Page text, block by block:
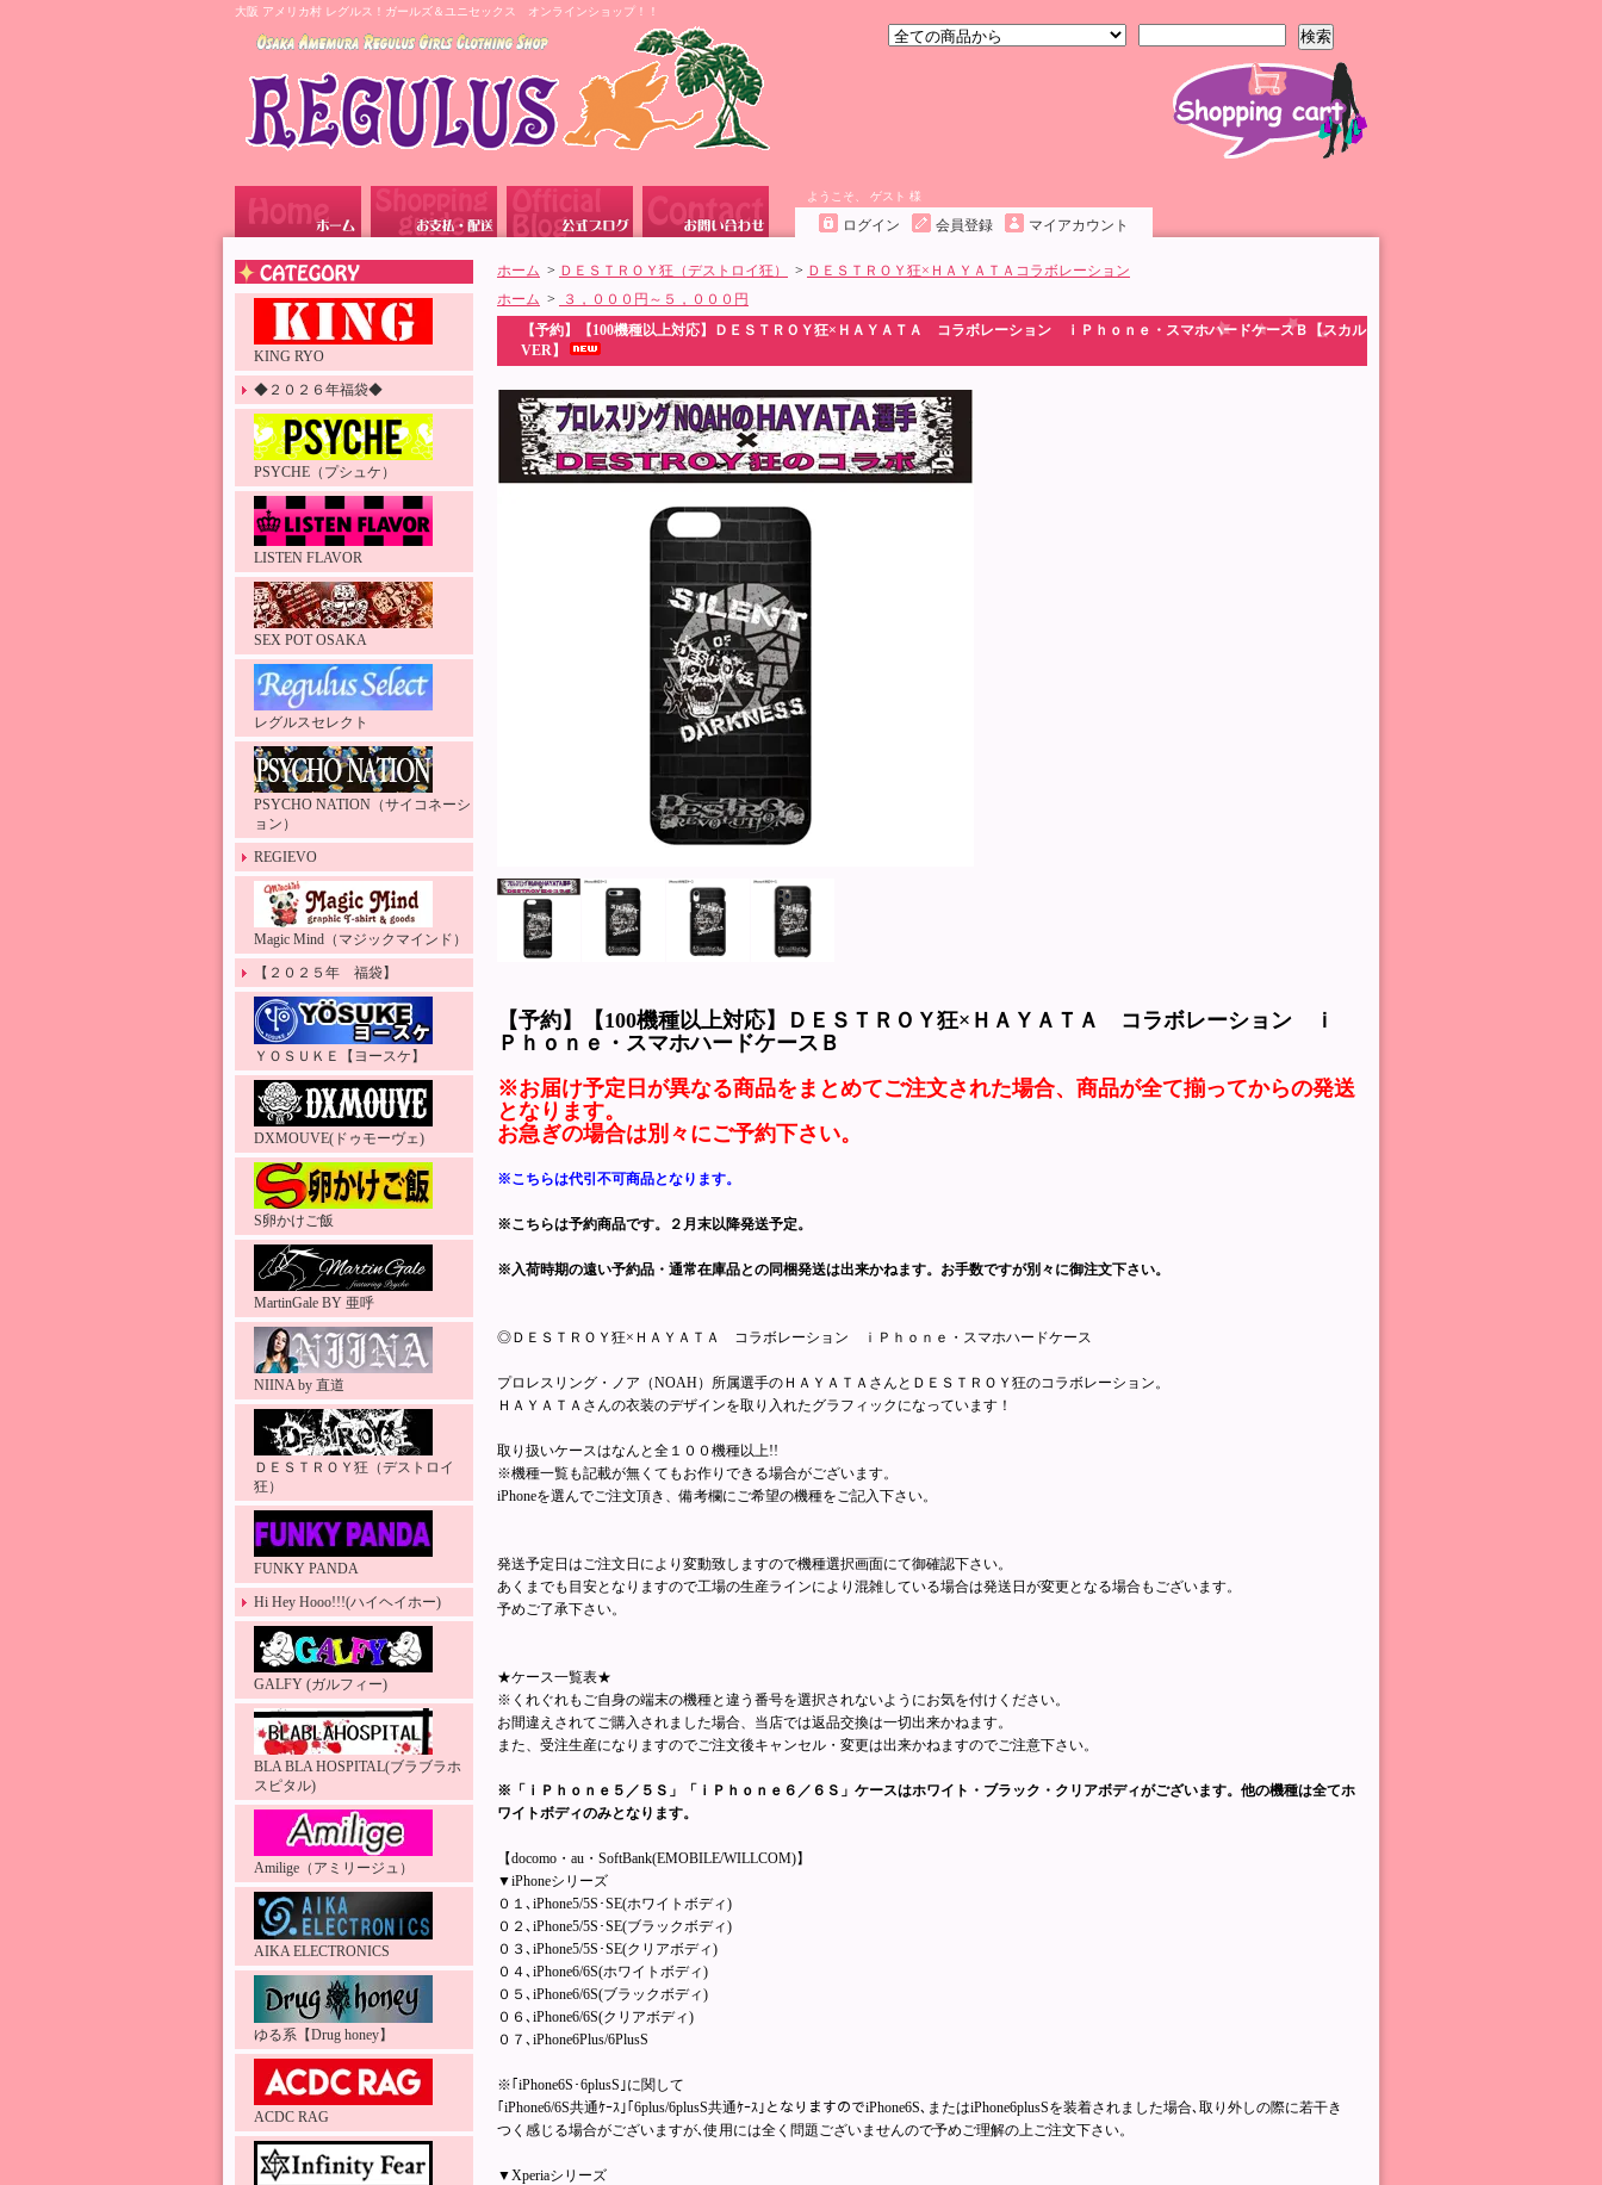
大阪 アメリカ村 レグルス！ガールズ＆ユニセックス オンラインショップ！！
検索
ようこそ、 ゲスト 様
ログイン 会員登録 マイアカウント
KING RYO
◆２０２６年福袋◆
PSYCHE（プシュケ）
LISTEN FLAVOR
SEX POT OSAKA
レグルスセレクト
PSYCHO NATION（サイコネーシ
ョン）
REGIEVO
Magic Mind（マジックマインド）
【２０２５年 福袋】
ＹＯＳＵＫＥ【ヨースケ】
DXMOUVE(ドゥモーヴェ)
S卵かけご飯
MartinGale BY 亜呼
NIINA by 直道
ＤＥＳＴＲＯＹ狂（デストロイ
狂）
FUNKY PANDA
Hi Hey Hooo!!!(ハイヘイホー)
GALFY (ガルフィー)
BLA BLA HOSPITAL(ブラブラホ
スピタル)
Amilige（アミリージュ）
AIKA ELECTRONICS
ゆる系【Drug honey】
ACDC RAG
ホーム > ＤＥＳＴＲＯＹ狂（デストロイ狂） > ＤＥＳＴＲＯＹ狂×ＨＡＹＡＴＡコラボレーション
ホーム >
３，０００円～５，０００円
【予約】【100機種以上対応】ＤＥＳＴＲＯＹ狂×ＨＡＹＡＴＡ コラボレーション ｉＰｈｏｎｅ・スマホハードケースＢ【スカル
VER】
【予約】【100機種以上対応】ＤＥＳＴＲＯＹ狂×ＨＡＹＡＴＡ コラボレーション ｉ
Ｐｈｏｎｅ・スマホハードケースＢ
※お届け予定日が異なる商品をまとめてご注文された場合、商品が全て揃ってからの発送
となります。
お急ぎの場合は別々にご予約下さい。
※こちらは代引不可商品となります。
※こちらは予約商品です。２月末以降発送予定。
※入荷時期の遠い予約品・通常在庫品との同梱発送は出来かねます。お手数ですが別々に御注文下さい。
◎ＤＥＳＴＲＯＹ狂×ＨＡＹＡＴＡ コラボレーション ｉＰｈｏｎｅ・スマホハードケース
プロレスリング・ノア（NOAH）所属選手のＨＡＹＡＴＡさんとＤＥＳＴＲＯＹ狂のコラボレーション。
ＨＡＹＡＴＡさんの衣装のデザインを取り入れたグラフィックになっています！
取り扱いケースはなんと全１００機種以上!!
※機種一覧も記載が無くてもお作りできる場合がございます。
iPhoneを選んでご注文頂き、備考欄にご希望の機種をご記入下さい。
発送予定日はご注文日により変動致しますので機種選択画面にて御確認下さい。
あくまでも目安となりますので工場の生産ラインにより混雑している場合は発送日が変更となる場合もございます。
予めご了承下さい。
★ケース一覧表★
※くれぐれもご自身の端末の機種と違う番号を選択されないようにお気を付けください。
お間違えされてご購入されました場合、当店では返品交換は一切出来かねます。
また、受注生産になりますのでご注文後キャンセル・変更は出来かねますのでご注意下さい。
※「ｉＰｈｏｎｅ５／５Ｓ」「ｉＰｈｏｎｅ６／６Ｓ」ケースはホワイト・ブラック・クリアボディがございます。他の機種は全てホ
ワイトボディのみとなります。
【docomo・au・SoftBank(EMOBILE/WILLCOM)】
▼iPhoneシリーズ
０１､iPhone5/5S･SE(ホワイトボディ)
０２､iPhone5/5S･SE(ブラックボディ)
０３､iPhone5/5S･SE(クリアボディ)
０４､iPhone6/6S(ホワイトボディ)
０５､iPhone6/6S(ブラックボディ)
０６､iPhone6/6S(クリアボディ)
０７､iPhone6Plus/6PlusS
※｢iPhone6S･6plusS｣に関して
｢iPhone6/6S共通ｹｰｽ｣｢6plus/6plusS共通ｹｰｽ｣となりますのでiPhone6S､またはiPhone6plusSを装着されました場合､取り外しの際に若干き
つく感じる場合がございますが､使用には全く問題ございませんので予めご理解の上ご注文下さい。
▼Xperiaシリーズ